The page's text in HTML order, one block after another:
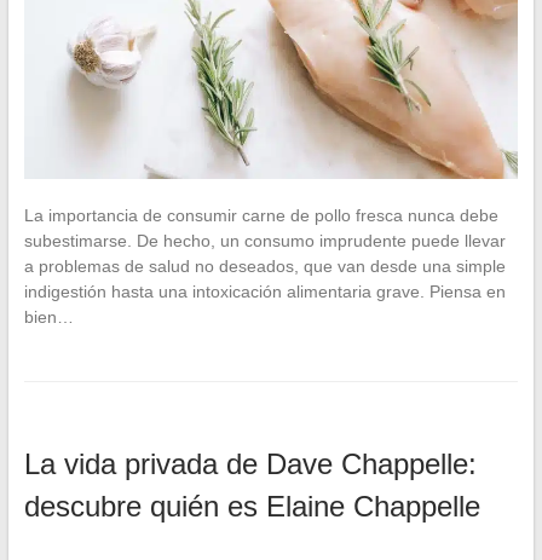
La importancia de consumir carne de pollo fresca nunca debe
subestimarse. De hecho, un consumo imprudente puede llevar
a problemas de salud no deseados, que van desde una simple
indigestión hasta una intoxicación alimentaria grave. Piensa en
bien…
La vida privada de Dave Chappelle:
descubre quién es Elaine Chappelle